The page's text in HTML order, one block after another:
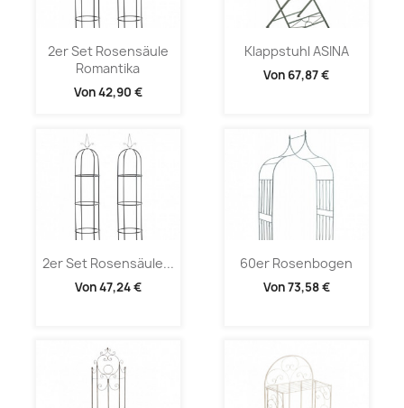
2er Set Rosensäule
Romantika
Von42,90 €
Klappstuhl ASINA
Von 67,87 €
2er Set Rosensäule...
Von47,24 €
60er Rosenbogen
Von73,58 €